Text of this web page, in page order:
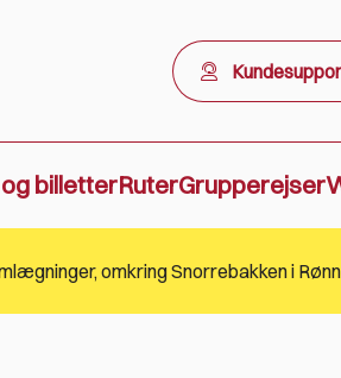
billetterRuterGrupperejser